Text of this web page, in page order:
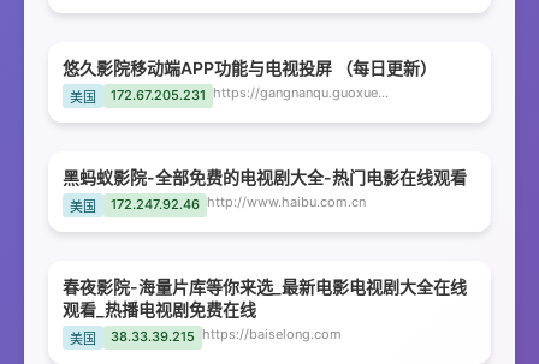
悠久影院移动端APP功能与电视投屏 （每日更新）
美国 172.67.205.231 https://gangnanqu.guoxuecn.cloud
黑蚂蚁影院-全部免费的电视剧大全-热门电影在线观看
美国 172.247.92.46 http://www.haibu.com.cn
春夜影院-海量片库等你来选_最新电影电视剧大全在线
观看_热播电视剧免费在线
美国 38.33.39.215 https://baiselong.com